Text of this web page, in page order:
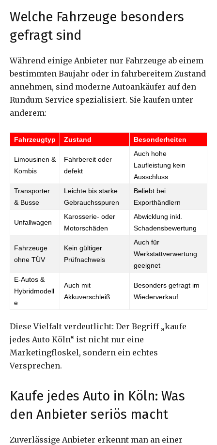
Welche Fahrzeuge besonders
gefragt sind
Während einige Anbieter nur Fahrzeuge ab einem
bestimmten Baujahr oder in fahrbereitem Zustand
annehmen, sind moderne Autoankäufer auf den
Rundum-Service spezialisiert. Sie kaufen unter
anderem:
Fahrzeugtyp Zustand Besonderheiten
Limousinen &
Kombis
Fahrbereit oder
defekt
Auch hohe
Laufleistung kein
Ausschluss
Transporter
& Busse
Leichte bis starke
Gebrauchsspuren
Beliebt bei
Exporthändlern
Unfallwagen
Karosserie- oder
Motorschäden
Abwicklung inkl.
Schadensbewertung
Fahrzeuge
ohne TÜV
Kein gültiger
Prüfnachweis
Auch für
Werkstattverwertung
geeignet
E-Autos &
Hybridmodell
e
Auch mit
Akkuverschleiß
Besonders gefragt im
Wiederverkauf
Diese Vielfalt verdeutlicht: Der Begriff „kaufe
jedes Auto Köln“ ist nicht nur eine
Marketingfloskel, sondern ein echtes
Versprechen.
Kaufe jedes Auto in Köln: Was
den Anbieter seriös macht
Zuverlässige Anbieter erkennt man an einer